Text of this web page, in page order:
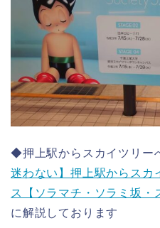
◆押上駅からスカイツリー
迷わない】押上駅からスカ
ス【ソラマチ・ソラミ坂・
に解説しております